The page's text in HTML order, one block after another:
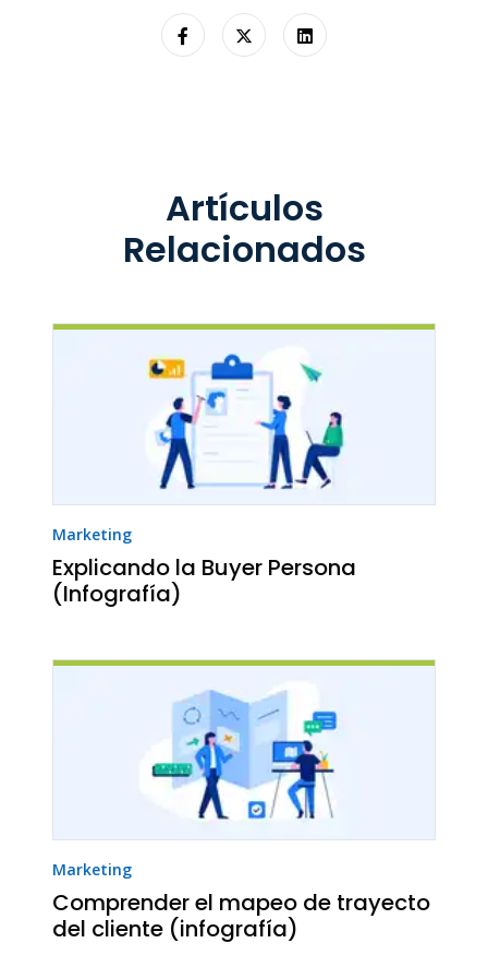
Artículos
Relacionados
Marketing
Explicando la Buyer Persona
(Infografía)
Marketing
Comprender el mapeo de trayecto
del cliente (infografía)